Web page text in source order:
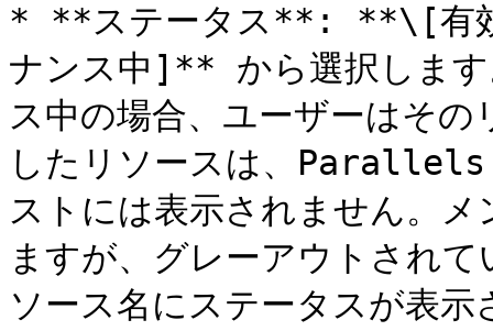
* **ステータス**: **\[有
ナンス中]** から選択します
ス中の場合、ユーザーはそ
したリソースは、
ストには表示されません。
ますが、グレーアウトされ
ソース名にステータスが表